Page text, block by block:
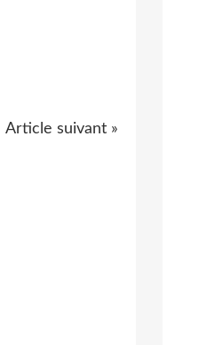
Article suivant »